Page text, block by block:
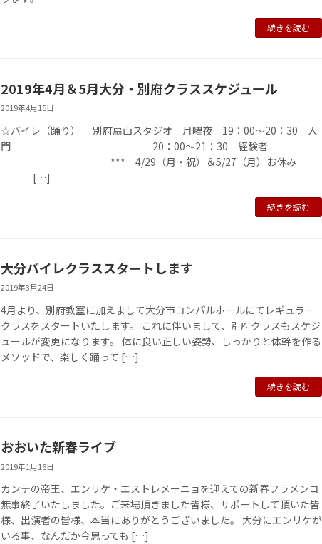
続きを読む
2019年4月＆5月大分・別府クラススケジュール
2019年4月15日
☆バイレ（踊り） 別府扇山スタジオ 月曜夜 19：00～20：30 入
門 20：00～21：30 経験者
*** 4/29（月・祝）＆5/27（月）お休み
[…]
続きを読む
大分バイレクラススタートします
2019年3月24日
4月より、別府教室に加えまして大分市コンパルホールにてレギュラー
クラスをスタートいたします。 これに伴いまして、別府クラスもスケジ
ュールが変更になります。 体に良い正しい姿勢、しっかりと体幹を作る
メソッドで、楽しく踊って […]
続きを読む
おおいた新春ライブ
2019年1月16日
カンテの帝王、エンリケ・エストレメーニョを迎えての新春フラメンコ
無事終了いたしました。ご来場頂きました皆様、サポートして頂いた皆
様、出演者の皆様、本当にありがとうございました。 大分にエンリケが
いる事、なんだか今思っても […]